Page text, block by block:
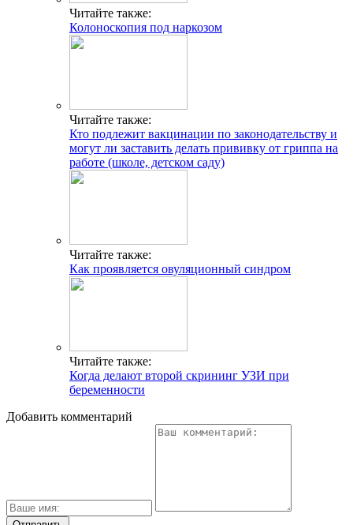
Читайте также:
Колоноскопия под наркозом
Читайте также:
Кто подлежит вакцинации по законодательству и
могут ли заставить делать прививку от гриппа на
работе (школе, детском саду)
Читайте также:
Как проявляется овуляционный синдром
Читайте также:
Когда делают второй скрининг УЗИ при
беременности
Добавить комментарий